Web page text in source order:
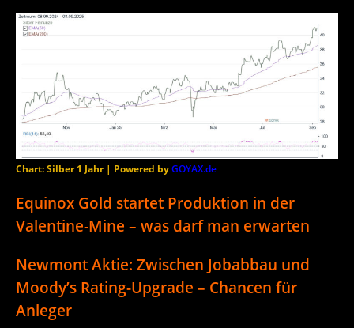
Chart: Silber 1 Jahr | Powered byGOYAX.de
Equinox Gold startet Produktion in der
Valentine-Mine – was darf man erwarten
Newmont Aktie: Zwischen Jobabbau und
Moody’s Rating-Upgrade – Chancen für
Anleger